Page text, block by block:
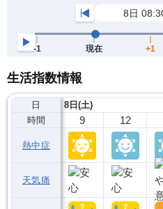
生活指数情報
日
時間
熱中症
天気痛
8日(土)
9 12